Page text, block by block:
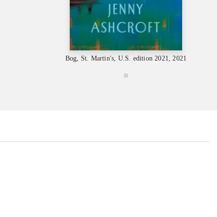
Bog, St. Martin's, U.S. edition 2021, 2021